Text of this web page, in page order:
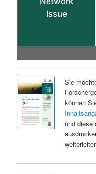
Sie
können
und diese